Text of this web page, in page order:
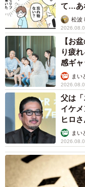
て…あ
松波
【お
り疲
感ギ
まい
父は
イケ
ヒロ
まい